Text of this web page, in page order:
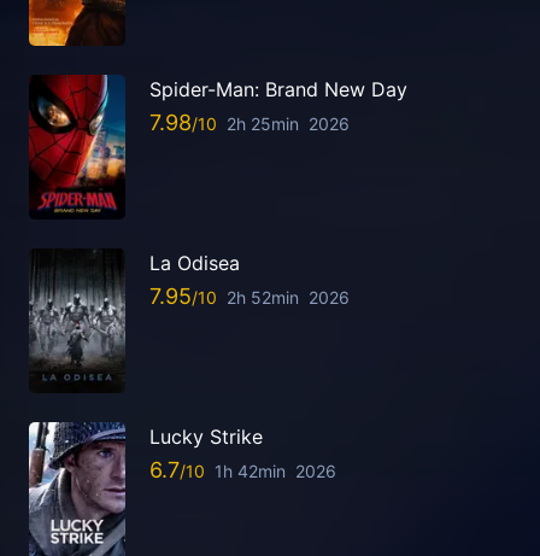
Spider-Man: Brand New Day
7.98 2h 25min 2026
La Odisea
7.95 2h 52min 2026
Lucky Strike
6.7 1h 42min 2026